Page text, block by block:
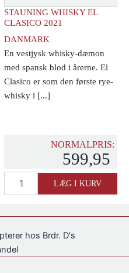
STAUNING WHISKY EL
CLASICO 2021
DANMARK
En vestjysk whisky-dæmon
med spansk blod i årerne. El
Clasico er som den første rye-
whisky i [...]
NORMALPRIS:
599,95
Whisky
antal
LÆG I KURV